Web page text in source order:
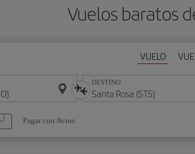
Vuelos baratos
VUELO
DESTINO
Pagar con Avios